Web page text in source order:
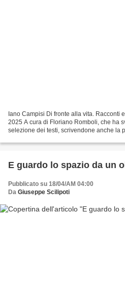
Iano Campisi Di fronte alla vita. Racconti
2025 A cura di Floriano Romboli, che ha
selezione dei testi, scrivendone anche la
E guardo lo spazio da un
Pubblicato su 18/04/AM 04:00
Da Giuseppe Scilipoti